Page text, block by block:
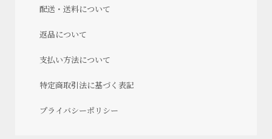
配送・送料について
返品について
支払い方法について
特定商取引法に基づく表記
プライバシーポリシー